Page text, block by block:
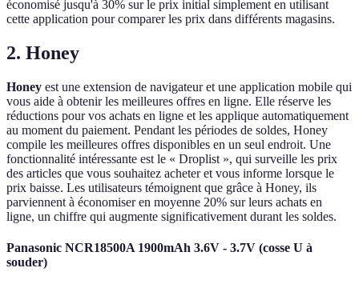
économisé jusqu'à 30% sur le prix initial simplement en utilisant
cette application pour comparer les prix dans différents magasins.
2. Honey
Honey est une extension de navigateur et une application mobile qui
vous aide à obtenir les meilleures offres en ligne. Elle réserve les
réductions pour vos achats en ligne et les applique automatiquement
au moment du paiement. Pendant les périodes de soldes, Honey
compile les meilleures offres disponibles en un seul endroit. Une
fonctionnalité intéressante est le « Droplist », qui surveille les prix
des articles que vous souhaitez acheter et vous informe lorsque le
prix baisse. Les utilisateurs témoignent que grâce à Honey, ils
parviennent à économiser en moyenne 20% sur leurs achats en
ligne, un chiffre qui augmente significativement durant les soldes.
Panasonic NCR18500A 1900mAh 3.6V - 3.7V (cosse U à
souder)